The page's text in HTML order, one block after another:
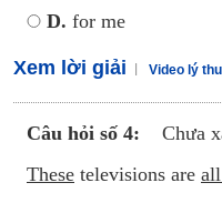
D. for me
Xem lời giải Video lý
Câu hỏi số 4:
Chưa
These televisions are